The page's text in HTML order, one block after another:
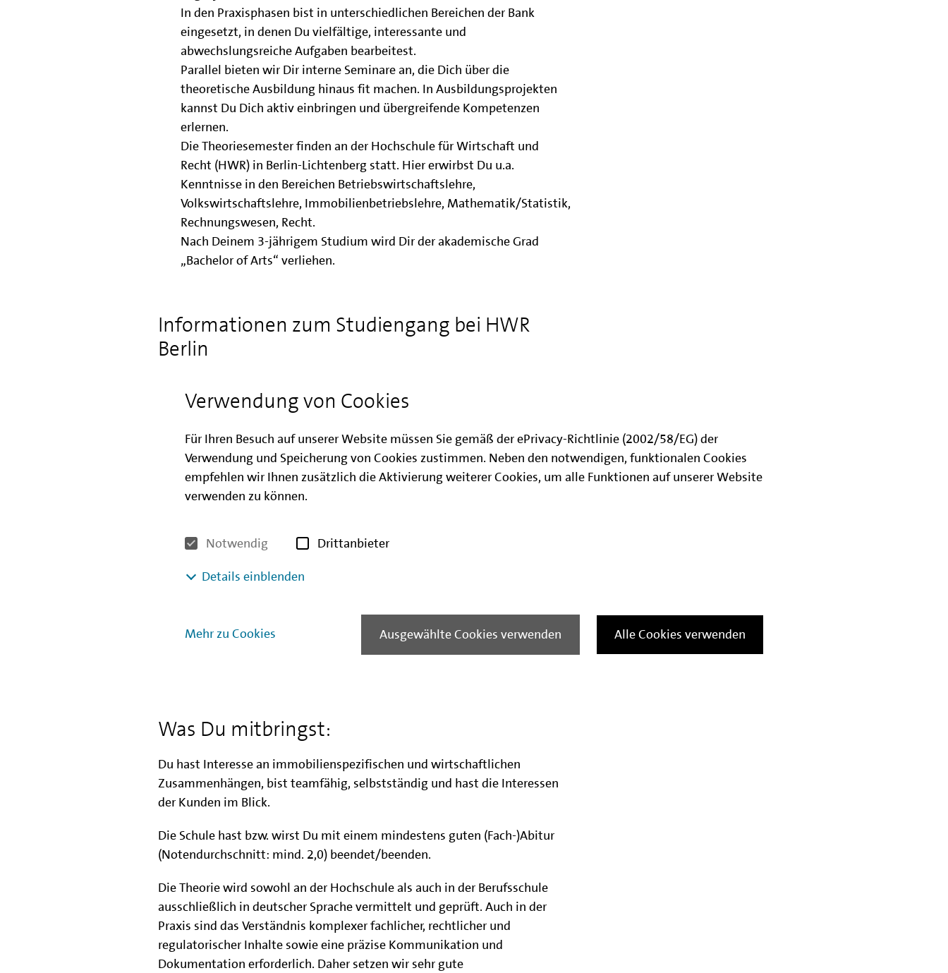
Verwendung von Cookies
Für Ihren Besuch auf unserer Website müssen Sie gemäß der ePrivacy-Richtlinie (2002/58/EG) der
Verwendung und Speicherung von Cookies zustimmen. Neben den notwendigen, funktionalen Cookies
empfehlen wir Ihnen zusätzlich die Aktivierung weiterer Cookies, um alle Funktionen auf unserer Website
verwenden zu können.
Notwendig
Drittanbieter
Details einblenden
Mehr zu Cookies Ausgewählte Cookies verwenden Alle Cookies verwenden
In den Praxisphasen bist in unterschiedlichen Bereichen der Bank
eingesetzt, in denen Du vielfältige, interessante und
abwechslungsreiche Aufgaben bearbeitest.
Parallel bieten wir Dir interne Seminare an, die Dich über die
theoretische Ausbildung hinaus fit machen. In Ausbildungsprojekten
kannst Du Dich aktiv einbringen und übergreifende Kompetenzen
erlernen.
Die Theoriesemester finden an der Hochschule für Wirtschaft und
Recht (HWR) in Berlin-Lichtenberg statt. Hier erwirbst Du u.a.
Kenntnisse in den Bereichen Betriebswirtschaftslehre,
Volkswirtschaftslehre, Immobilienbetriebslehre, Mathematik/Statistik,
Rechnungswesen, Recht.
Nach Deinem 3-jährigem Studium wird Dir der akademische Grad
„Bachelor of Arts“ verliehen.
Informationen zum Studiengang bei HWR
Berlin
Studiengang BWL/Immobilienwirtschaft
Was Du in Deinen Praxiseinsätzen
kennenlernst:
in der Unternehmenskommunikation oder im Personalbereich.
In weiteren Praxisphasen lernst Du das Facility Management, das
die Wertermittlung kennen.
Darüber hinaus sind bei Interesse auch Einsätze in speziellen Bereichen
Was Du mitbringst:
Du hast Interesse an immobilienspezifischen und wirtschaftlichen
Zusammenhängen, bist teamfähig, selbstständig und hast die Interessen
der Kunden im Blick.
Die Schule hast bzw. wirst Du mit einem mindestens guten (Fach-)Abitur
(Notendurchschnitt: mind. 2,0) beendet/beenden.
Die Theorie wird sowohl an der Hochschule als auch in der Berufsschule
ausschließlich in deutscher Sprache vermittelt und geprüft. Auch in der
Praxis sind das Verständnis komplexer fachlicher, rechtlicher und
regulatorischer Inhalte sowie eine präzise Kommunikation und
Dokumentation erforderlich. Daher setzen wir sehr gute